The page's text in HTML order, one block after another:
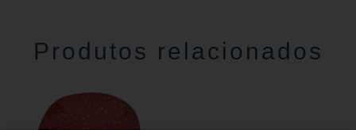
Produtos relacionados